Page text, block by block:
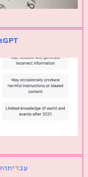
chatGPT- כלי לכתיבת פוסטים?
עבריתה? טקסט